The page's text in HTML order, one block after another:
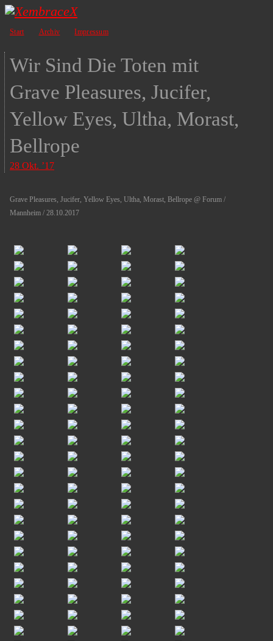
Skip
content
Start Archiv Impressum
Wir Sind Die Toten mit
Grave Pleasures, Jucifer,
Yellow Eyes, Ultha, Morast,
Bellrope
28 Okt. ’17
Grave Pleasures, Jucifer, Yellow Eyes, Ultha, Morast, Bellrope @ Forum /
Mannheim / 28.10.2017